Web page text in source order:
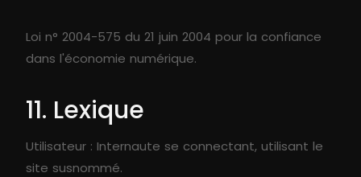
Loi n° 2004-575 du 21 juin 2004 pour la confiance
dans l'économie numérique.
11. Lexique
Utilisateur : Internaute se connectant, utilisant le
site susnommé.